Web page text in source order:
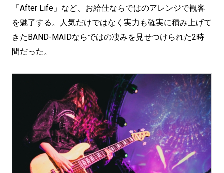
「After Life」など、お給仕ならではのアレンジで観客
を魅了する。人気だけではなく実力も確実に積み上げて
きたBAND-MAIDならではの凄みを見せつけられた2時
間だった。